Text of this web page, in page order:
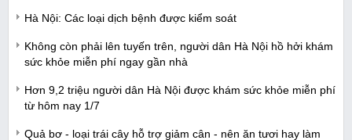
Hà Nội: Các loại dịch bệnh được kiểm soát
Không còn phải lên tuyến trên, người dân Hà Nội hồ hởi khám
sức khỏe miễn phí ngay gần nhà
Hơn 9,2 triệu người dân Hà Nội được khám sức khỏe miễn phí
từ hôm nay 1/7
Quả bơ - loại trái cây hỗ trợ giảm cân - nên ăn tươi hay làm